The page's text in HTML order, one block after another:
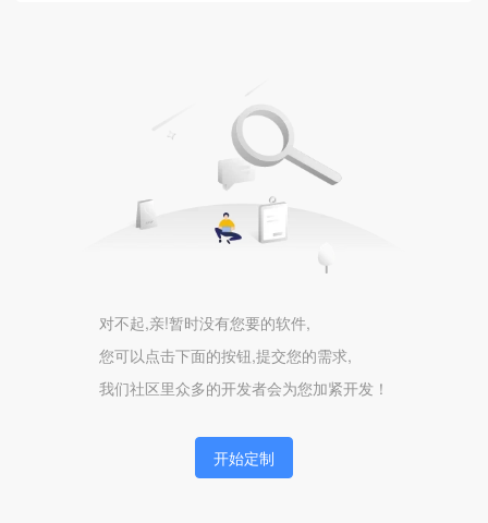
对不起,亲!暂时没有您要的软件,
您可以点击下面的按钮,提交您的需求,
我们社区里众多的开发者会为您加紧开发！
开始定制